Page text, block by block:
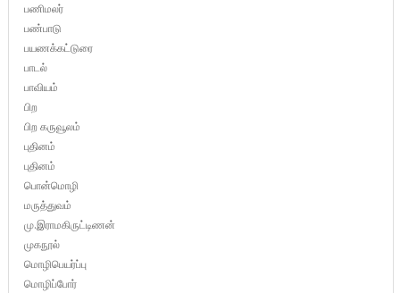
பணிமலர்
பண்பாடு
பயணக்கட்டுரை
பாடல்
பாவியம்
பிற
பிற கருவூலம்
புதினம்
புதினம்
பொன்மொழி
மருத்துவம்
மு.இராமகிருட்டிணன்
முகநூல்
மொழிபெயர்ப்பு
மொழிப்போர்